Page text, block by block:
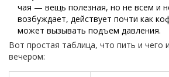
чая — вещь полезная, но не всем и
возбуждает, действует почти как
может вызывать подъем давления.
Вот простая таблица, что пить и чего
вечером: